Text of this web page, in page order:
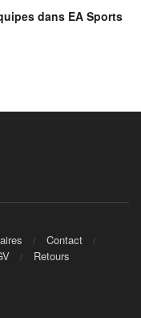
dans EA Sports
Contact
Retours